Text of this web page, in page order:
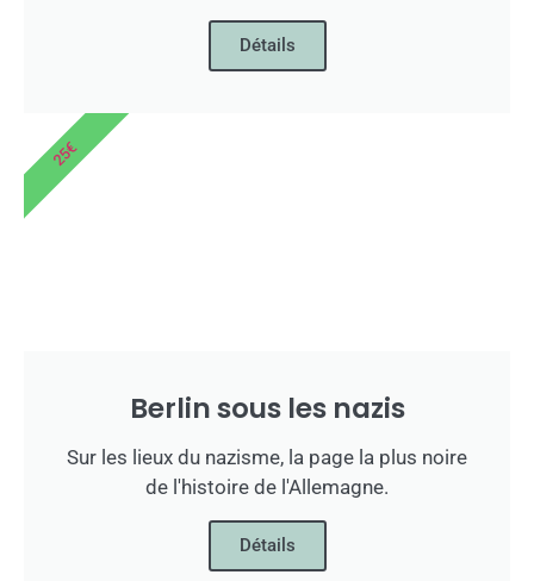
Détails
Berlin sous les nazis
Sur les lieux du nazisme, la page la plus noire
de l'histoire de l'Allemagne.
Détails
25€